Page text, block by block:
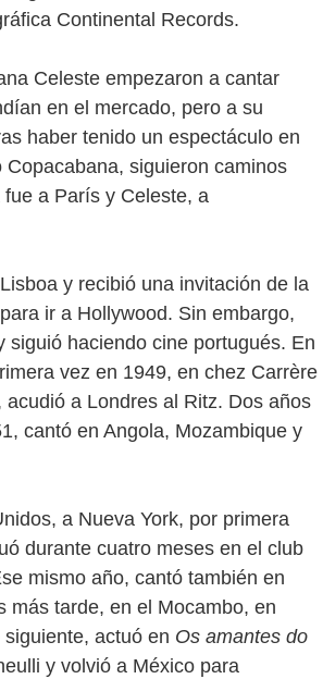
Continental Records.
Celeste empezaron a cantar
en el mercado, pero a su
haber tenido un espectáculo en
Copacabana, siguieron caminos
a París y Celeste, a
y recibió una invitación de la
ir a Hollywood. Sin embargo,
siguió haciendo cine portugués. En
vez en 1949, en chez Carrère
acudió a Londres al Ritz. Dos años
cantó en Angola, Mozambique y
a Nueva York, por primera
durante cuatro meses en el club
mismo año, cantó también en
más tarde, en el Mocambo, en
actuó en Os amantes do
y volvió a México para